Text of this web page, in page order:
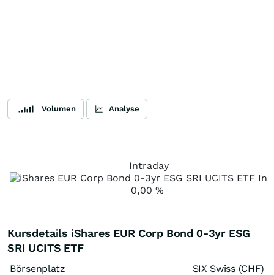
Volumen Analyse
Intraday
0,00 %
Kursdetails iShares EUR Corp Bond 0-3yr ESG
SRI UCITS ETF
Börsenplatz
SIX Swiss (CHF)